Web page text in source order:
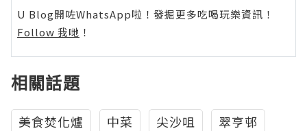
U Blog開咗WhatsApp啦！發掘更多吃喝玩樂資訊！
Follow 我哋 ！
相關話題
美食焚化爐 中菜 尖沙咀 翠亨邨